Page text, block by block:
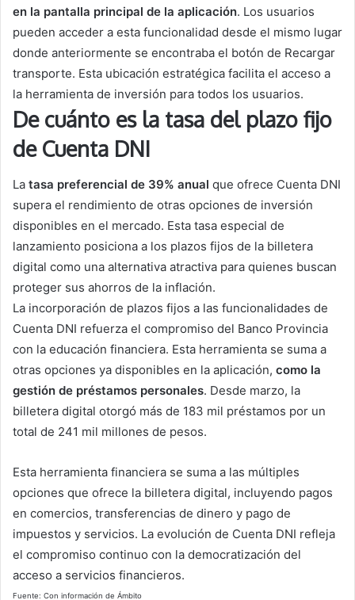
en la pantalla principal de la aplicación. Los usuarios
pueden acceder a esta funcionalidad desde el mismo lugar
donde anteriormente se encontraba el botón de Recargar
transporte. Esta ubicación estratégica facilita el acceso a
la herramienta de inversión para todos los usuarios.
De cuánto es la tasa del plazo fijo
de Cuenta DNI
La tasa preferencial de 39% anual que ofrece Cuenta DNI
supera el rendimiento de otras opciones de inversión
disponibles en el mercado. Esta tasa especial de
lanzamiento posiciona a los plazos fijos de la billetera
digital como una alternativa atractiva para quienes buscan
proteger sus ahorros de la inflación.
La incorporación de plazos fijos a las funcionalidades de
Cuenta DNI refuerza el compromiso del Banco Provincia
con la educación financiera. Esta herramienta se suma a
otras opciones ya disponibles en la aplicación, como la
gestión de préstamos personales. Desde marzo, la
billetera digital otorgó más de 183 mil préstamos por un
total de 241 mil millones de pesos.
Esta herramienta financiera se suma a las múltiples
opciones que ofrece la billetera digital, incluyendo pagos
en comercios, transferencias de dinero y pago de
impuestos y servicios. La evolución de Cuenta DNI refleja
el compromiso continuo con la democratización del
acceso a servicios financieros.
Fuente: Con información de Ámbito